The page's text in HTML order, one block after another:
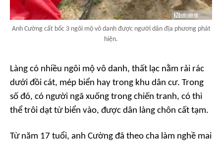
Anh Cường cất bốc 3 ngôi mộ vô danh được người dân địa phương phát
hiện.
Làng có nhiều ngôi mộ vô danh, thất lạc nằm rải rác
dưới đồi cát, mép biển hay trong khu dân cư. Trong
số đó, có người ngã xuống trong chiến tranh, có thi
thể trôi dạt từ biển vào, được dân làng chôn cất tạm.
Từ năm 17 tuổi, anh Cường đã theo cha làm nghề mai